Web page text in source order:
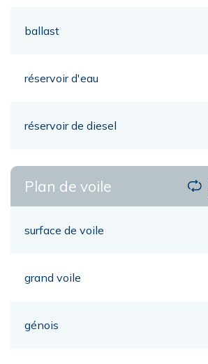
ballast
réservoir d'eau
réservoir de diesel
Plan de voile
surface de voile
grand voile
génois